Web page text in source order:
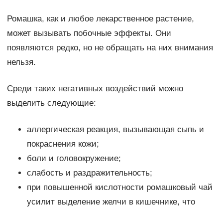
Ромашка, как и любое лекарственное растение,
может вызывать побочные эффекты. Они
появляются редко, но не обращать на них внимания
нельзя.
Среди таких негативных воздействий можно
выделить следующие:
аллергическая реакция, вызывающая сыпь и
покраснения кожи;
боли и головокружение;
слабость и раздражительность;
при повышенной кислотности ромашковый чай
усилит выделение желчи в кишечнике, что